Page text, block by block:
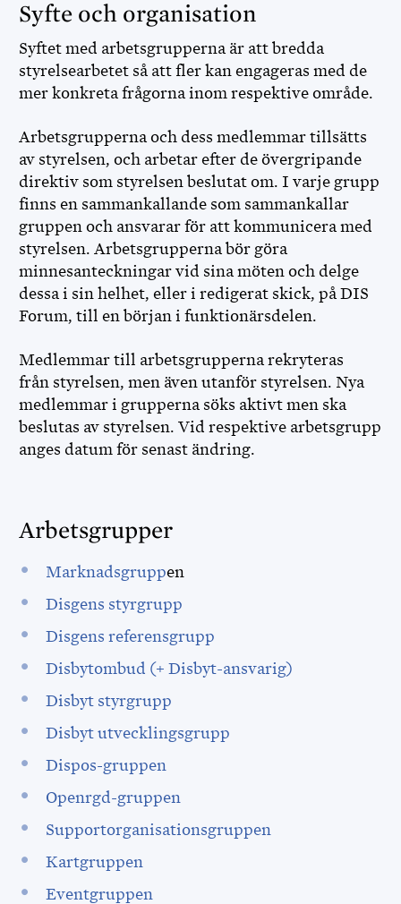
Syfte och organisation
Syftet med arbetsgrupperna är att bredda
styrelsearbetet så att fler kan engageras med de
mer konkreta frågorna inom respektive område.
Arbetsgrupperna och dess medlemmar tillsätts
av styrelsen, och arbetar efter de övergripande
direktiv som styrelsen beslutat om. I varje grupp
finns en sammankallande som sammankallar
gruppen och ansvarar för att kommunicera med
styrelsen. Arbetsgrupperna bör göra
minnesanteckningar vid sina möten och delge
dessa i sin helhet, eller i redigerat skick, på DIS
Forum, till en början i funktionärsdelen.
Medlemmar till arbetsgrupperna rekryteras
från styrelsen, men även utanför styrelsen. Nya
medlemmar i grupperna söks aktivt men ska
beslutas av styrelsen. Vid respektive arbetsgrupp
anges datum för senast ändring.
Arbetsgrupper
Marknadsgruppen
Disgens styrgrupp
Disgens referensgrupp
Disbytombud (+ Disbyt-ansvarig)
Disbyt styrgrupp
Disbyt utvecklingsgrupp
Dispos-gruppen
Openrgd-gruppen
Supportorganisationsgruppen
Kartgruppen
Eventgruppen